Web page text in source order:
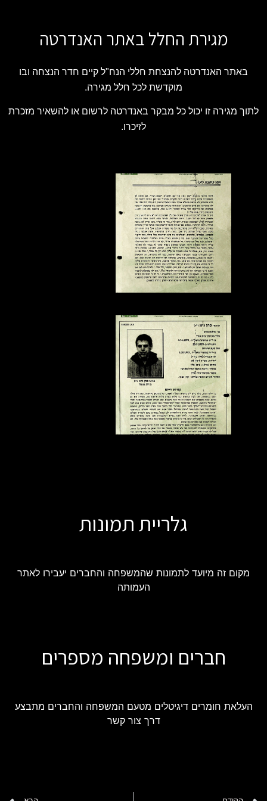
מגירת החלל באתר האנדרטה
באתר האנדרטה להנצחת חללי הנח"ל קיים חדר הנצחה ובו
מוקדשת לכל חלל מגירה.
לתוך מגירה זו יכול כל מבקר באנדרטה לרשום או להשאיר מזכרת
לזיכרו.
גלריית תמונות
מקום זה מיועד לתמונות שהמשפחה והחברים יעבירו לאתר
העמותה
חברים ומשפחה מספרים
העלאת חומרים דיגיטלים מטעם המשפחה והחברים מתבצע
דרך צור קשר